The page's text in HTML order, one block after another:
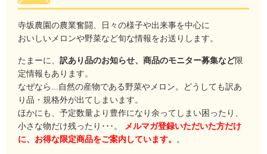
寺坂農園の農業奮闘、日々の様子や出来事を中心に
おいしいメロンや野菜など旬な情報をお送りします。
たまーに、 訳あり品のお知らせ、商品のモニター募集など限
定情報もあります。
なぜなら...自然の産物である野菜やメロン。どうしても訳あ
り品・規格外が出てしまいます。
ほかにも、予定数量より豊作になり余ってしまい困ったり、
小さな物だけ残ったり･･･。
メルマガ登録いただいた方だけ
に、お得な限定商品をご案内しています。
。